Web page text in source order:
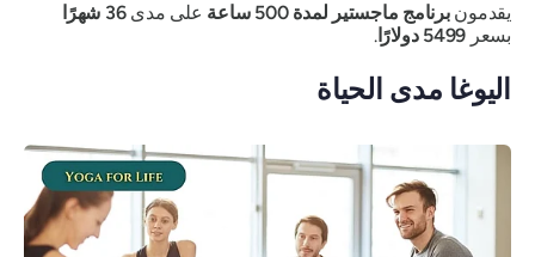
يقدمونبرنامج ماجستير لمدة 500 ساعة على مدى36 شهرًا
بسعر5499 دولارًا .
اليوغا مدى الحياة